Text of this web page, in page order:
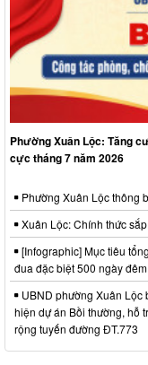
Phường Xuân Lộc: Tăng
cực tháng 7 năm 2026
Phường Xuân Lộc thông
Xuân Lộc: Chính thức
[Infographic] Mục tiêu
đua đặc biệt 500 ngày
UBND phường Xuân Lộc
hiện dự án Bồi thường, hỗ
rộng tuyến đường ĐT.773